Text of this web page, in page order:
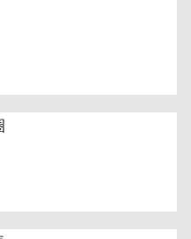
与木结构结合现代风格，采